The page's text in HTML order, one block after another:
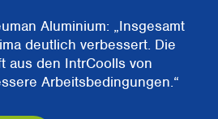
Aluminium: „Insgesamt
deutlich verbessert. Die
aus den IntrCoolls von
Arbeitsbedingungen.“